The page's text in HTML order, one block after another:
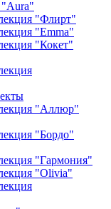
"Aura"
"Флирт"
"Emma"
"Кокет"
"Аллюр"
"Бордо"
"Гармония"
"Olivia"